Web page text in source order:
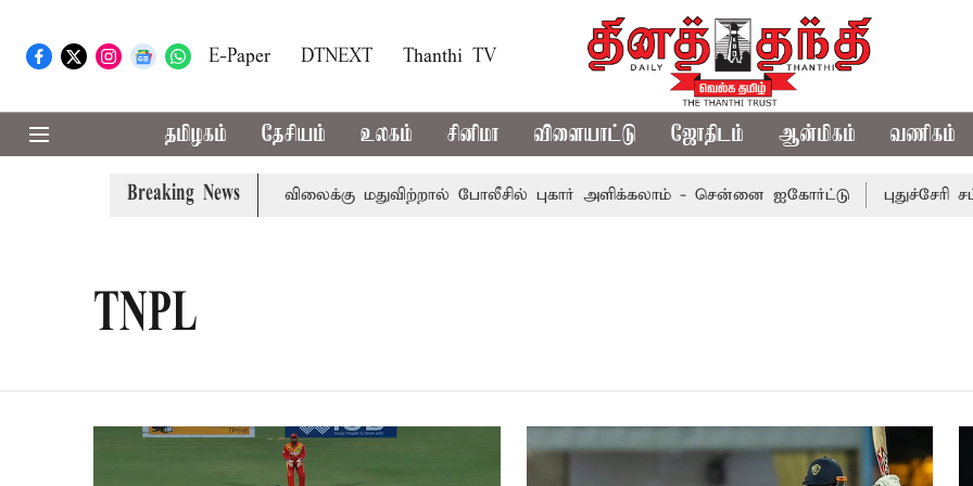
E-Paper DTNEXT Thanthi TV
தமிழகம் தேசியம் உலகம் சினிமா விளையாட்டு ஜோதிடம் ஆன்மிகம் வணிகம்
Breaking News
டாஸ்மாக் கடைகளில் கூடுதல் விலைக்கு மதுவிற்றால் போலீசில் புகார் அளிக்கலாம் - சென்னை ஐகோர்ட்டு புதுச்சேரி
TNPL